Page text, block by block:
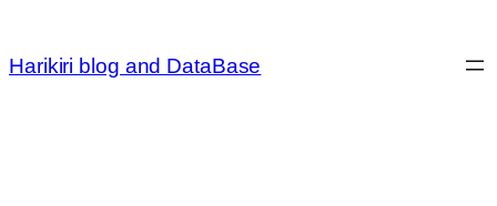
を
Harikiri blog and DataBase